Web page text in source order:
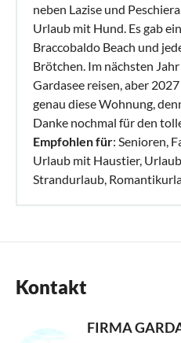
neben Lazise und
Urlaub mit Hund. Es gab
Braccobaldo Beach und
Brötchen. Im nächsten
Gardasee reisen, aber
genau diese Wohnung,
Danke nochmal für den
Empfohlen für: Senioren,
Urlaub mit Haustier,
Strandurlaub,
Kontakt
FIRMA